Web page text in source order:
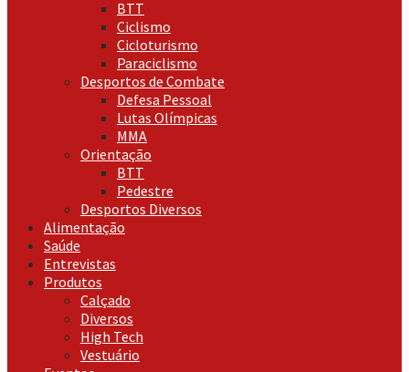
BTT
Ciclismo
Cicloturismo
Paraciclismo
Desportos de Combate
Defesa Pessoal
Lutas Olímpicas
MMA
Orientação
BTT
Pedestre
Desportos Diversos
Alimentação
Saúde
Entrevistas
Produtos
Calçado
Diversos
High Tech
Vestuário